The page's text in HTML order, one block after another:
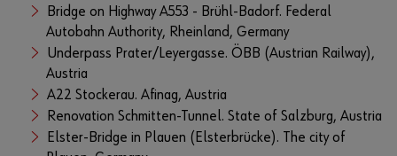
Bridge on Highway A553 - Brühl-Badorf. Federal
Autobahn Authority, Rheinland, Germany
Underpass Prater/Leyergasse. ÖBB (Austrian Railway),
Austria
A22 Stockerau. Afinag, Austria
Renovation Schmitten-Tunnel. State of Salzburg, Austria
Elster-Bridge in Plauen (Elsterbrücke). The city of